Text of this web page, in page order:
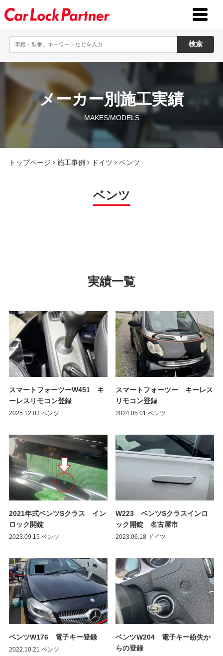
toggle
メーカー別施工実績
MAKES/MODELS
トップページ 施工事例 ドイツ ベンツ
ベンツ
実績一覧
スマートフォーツーW451 キ
ーレスリモコン登録
2025.12.03 ベンツ
スマートフォーツー キーレス
リモコン登録
2024.05.01 ベンツ
2021年式ベンツSクラス イン
ロック開錠
2023.09.15 ベンツ
W223 ベンツSクラスインロ
ック開錠 名古屋市
2023.06.18 ドイツ
ベンツW176 電子キー登録
2022.10.21 ベンツ
ベンツW204 電子キー紛失か
らの登録